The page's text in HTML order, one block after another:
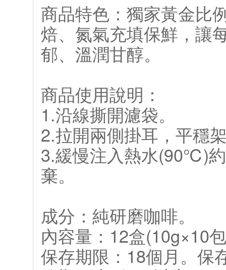
商品特色：獨家黃金比
焙、氮氣充填保鮮，讓
郁、溫潤甘醇。
商品使用說明：
1.沿線撕開濾袋。
2.拉開兩側掛耳，平穩
3.緩慢注入熱水(90℃)
棄。
成分：純研磨咖啡。
內容量：12盒(10g×10
保存期限：18個月。保